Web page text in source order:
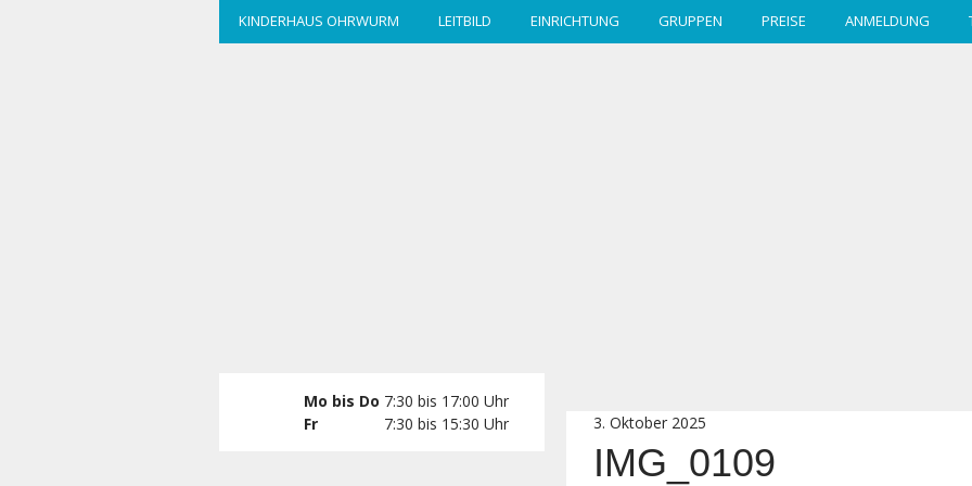
KINDERHAUS OHRWURM LEITBILD EINRICHTUNG GRUPPEN PREISE ANMELDUNG
3. Oktober 2025
IMG_0109
Mo bis Do 7:30 bis 17:00 Uhr
Fr
7:30 bis 15:30 Uhr